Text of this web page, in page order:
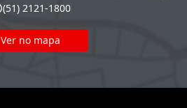
(51) 2121-1800
Ver no mapa